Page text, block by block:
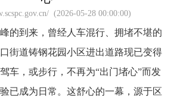
(2026-05-28 00:00:00)
到来，曾经人车混行、拥堵不堪的
街道铸钢花园小区进出道路现已变得
车，或步行，不再为“出门堵心”而发
已成为日常。这舒心的一幕，源于区